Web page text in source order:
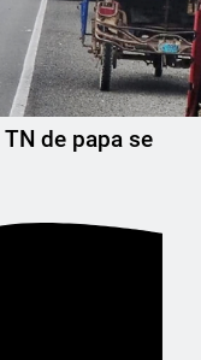
de papa se